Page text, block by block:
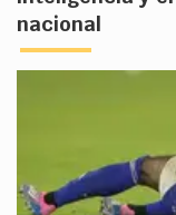
nacional